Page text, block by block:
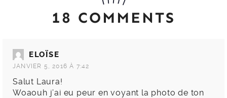
18 COMMENTS
ELOÏSE
JANVIER 5, 2016 À 7:42
Salut Laura!
Woaouh j’ai eu peur en voyant la photo de ton